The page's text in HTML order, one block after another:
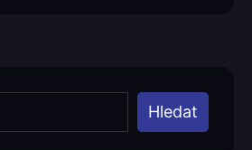
Hledat